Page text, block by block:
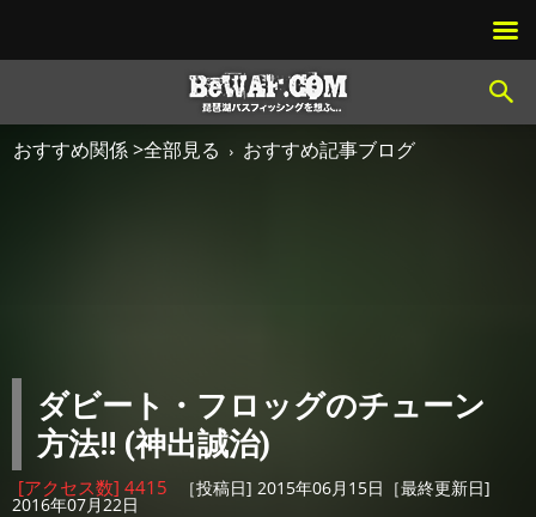
おすすめ関係 >全部見る おすすめ記事ブログ
ダビート・フロッグのチューン
方法!! (神出誠治)
[アクセス数] 4415 ［投稿日] 2015年06月15日［最終更新日]
2016年07月22日